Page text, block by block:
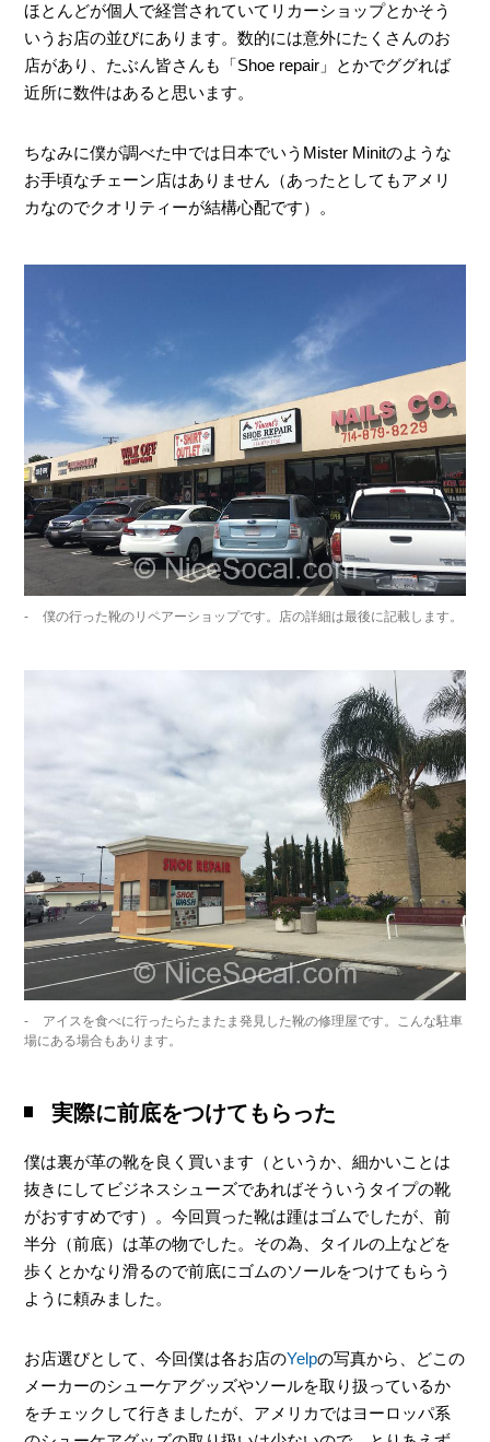
ほとんどが個人で経営されていてリカーショップとかそう
いうお店の並びにあります。数的には意外にたくさんのお
店があり、たぶん皆さんも「Shoe repair」とかでググれば
近所に数件はあると思います。
ちなみに僕が調べた中では日本でいうMister Minitのような
お手頃なチェーン店はありません（あったとしてもアメリ
カなのでクオリティーが結構心配です）。
僕の行った靴のリペアーショップです。店の詳細は最後に記載します。
アイスを食べに行ったらたまたま発見した靴の修理屋です。こんな駐車
場にある場合もあります。
実際に前底をつけてもらった
僕は裏が革の靴を良く買います（というか、細かいことは
抜きにしてビジネスシューズであればそういうタイプの靴
がおすすめです）。今回買った靴は踵はゴムでしたが、前
半分（前底）は革の物でした。その為、タイルの上などを
歩くとかなり滑るので前底にゴムのソールをつけてもらう
ように頼みました。
お店選びとして、今回僕は各お店のYelpの写真から、どこの
メーカーのシューケアグッズやソールを取り扱っているか
をチェックして行きましたが、アメリカではヨーロッパ系